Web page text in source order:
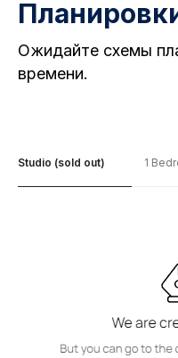
Ожидайте схемы
времени.
Studio (sold out) 1